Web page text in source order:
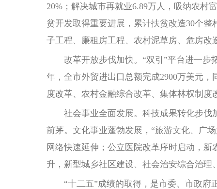
20%；解决城市再就业6.89万人，吸纳农村
贫开发取得重要进展，累计扶贫改造30个
子工程、廉租房工程、农村泥草房、危房
改革开放步伐加快。“双引”平台进一步拓
年，全市外贸进出口总额完成2900万美元
度改革、农村金融综合改革、集体林权制
社会事业全面发展。科技成果转化步伐
前茅。文化事业蓬勃发展，“旅游文化、广
网络快速延伸；公立医院改革序时启动，
升，新型城乡社区建设、社会治安综合治
“十二五”成绩的取得，是市委、市政府